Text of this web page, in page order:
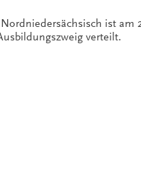
ist
verteilt.